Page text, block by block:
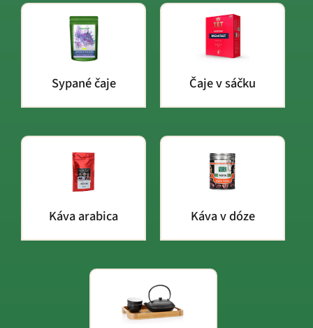
Sypané čaje Čaje v sáčku
Káva arabica Káva v dóze